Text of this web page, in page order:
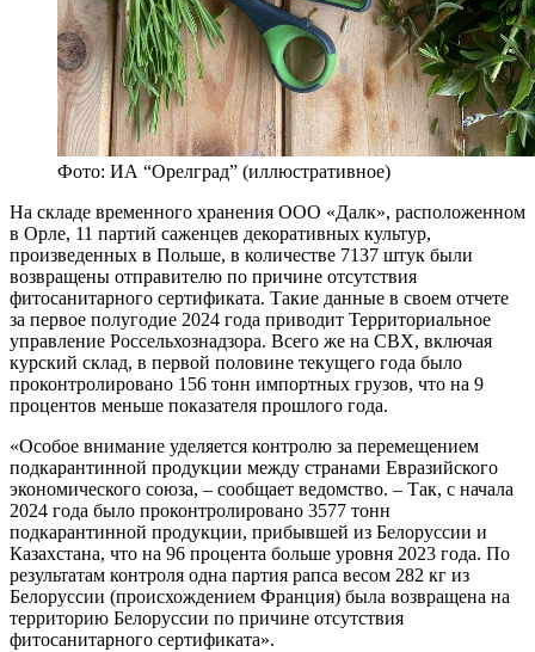
Фото: ИА “Орелград” (иллюстративное)
На складе временного хранения ООО «Далк», расположенном
в Орле, 11 партий саженцев декоративных культур,
произведенных в Польше, в количестве 7137 штук были
возвращены отправителю по причине отсутствия
фитосанитарного сертификата. Такие данные в своем отчете
за первое полугодие 2024 года приводит Территориальное
управление Россельхознадзора. Всего же на СВХ, включая
курский склад, в первой половине текущего года было
проконтролировано 156 тонн импортных грузов, что на 9
процентов меньше показателя прошлого года.
«Особое внимание уделяется контролю за перемещением
подкарантинной продукции между странами Евразийского
экономического союза, – сообщает ведомство. – Так, с начала
2024 года было проконтролировано 3577 тонн
подкарантинной продукции, прибывшей из Белоруссии и
Казахстана, что на 96 процента больше уровня 2023 года. По
результатам контроля одна партия рапса весом 282 кг из
Белоруссии (происхождением Франция) была возвращена на
территорию Белоруссии по причине отсутствия
фитосанитарного сертификата».